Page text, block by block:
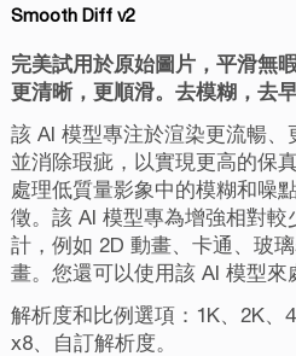
Smooth Diff v2
完美試用於原始圖片，平滑無暇
更清晰，更順滑。去模糊，去
該 AI 模型專注於渲染更流暢、
並消除瑕疵，以實現更高的保
處理低質量影象中的模糊和噪
徵。該 AI 模型專為增強相對較
計，例如 2D 動畫、卡通、玻
畫。您還可以使用該 AI 模型來
解析度和比例選項：1K、2K、
x8、自訂解析度。